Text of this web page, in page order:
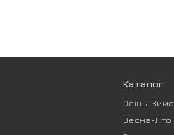
Каталог
Осінь-Зима
Весна-Літо